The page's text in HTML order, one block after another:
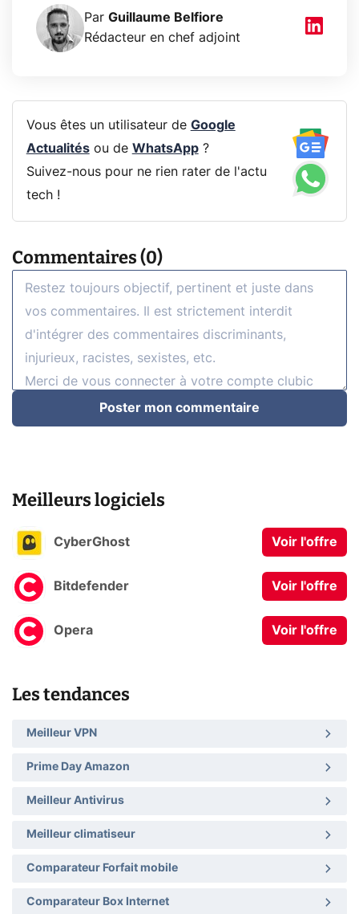
Par Guillaume Belfiore
Rédacteur en chef adjoint
Vous êtes un utilisateur de Google
Actualitésou de WhatsApp?
Suivez-nous pour ne rien rater de l'actu
tech !
Commentaires (0)
Poster mon commentaire
Meilleurs logiciels
CyberGhost Voir l'offre
Bitdefender Voir l'offre
Opera Voir l'offre
Les tendances
Meilleur VPN
Prime Day Amazon
Meilleur Antivirus
Meilleur climatiseur
Comparateur Forfait mobile
Comparateur Box Internet